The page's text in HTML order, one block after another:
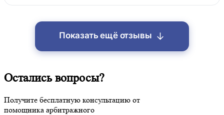
Показать ещё отзывы ↓
Остались вопросы?
Получите бесплатную консультацию от
помощника арбитражного